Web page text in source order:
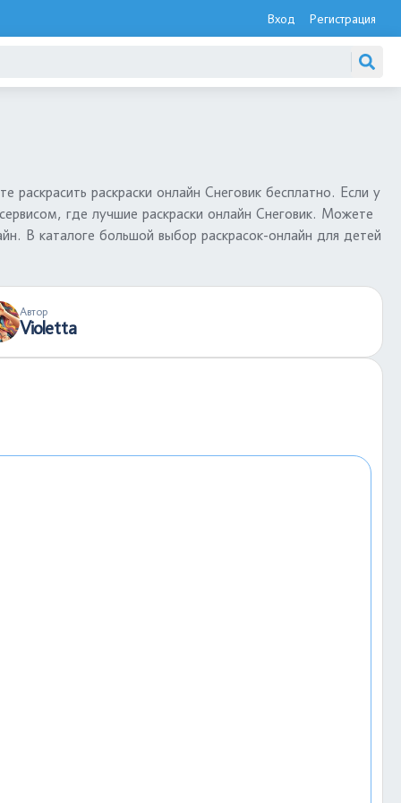
Вход Регистрация
раскрасить раскраски онлайн Снеговик бесплатно. Если у
где лучшие раскраски онлайн Снеговик. Можете
В каталоге большой выбор раскрасок-онлайн для детей
Автор
Violetta